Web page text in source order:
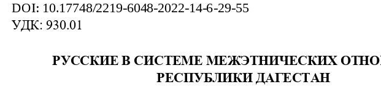
DOI: 10.17748/2219-6048-2022-14-6-29-55
УДК: 930.01
РУССКИЕ В СИСТЕМЕ МЕЖЭТНИЧЕСКИХ
РЕСПУБЛИКИ ДАГЕСТАН